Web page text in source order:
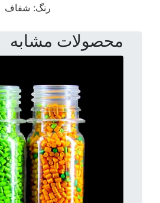
رنگ: شفاف
محصولات مشابه